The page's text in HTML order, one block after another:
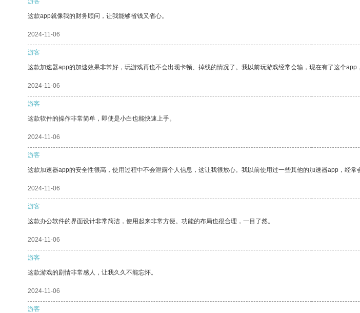
这款app就像我的财务顾问，让我能够省钱又省心。
2024-11-06
游客
这款加速器app的加速效果非常好，玩游戏再也不会出现卡顿、掉线的情况了。我以前玩游戏经常会输，现在有了这个app
2024-11-06
游客
这款软件的操作非常简单，即使是小白也能快速上手。
2024-11-06
游客
这款加速器app的安全性很高，使用过程中不会泄露个人信息，这让我很放心。我以前使用过一些其他的加速器app，经常
2024-11-06
游客
这款办公软件的界面设计非常简洁，使用起来非常方便。功能的布局也很合理，一目了然。
2024-11-06
游客
这款游戏的剧情非常感人，让我久久不能忘怀。
2024-11-06
游客